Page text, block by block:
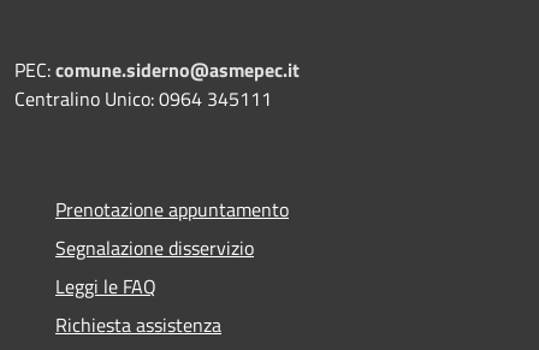
PEC:comune.siderno@asmepec.it
Centralino Unico: 0964 345111
Prenotazione appuntamento
Segnalazione disservizio
Leggi le FAQ
Richiesta assistenza